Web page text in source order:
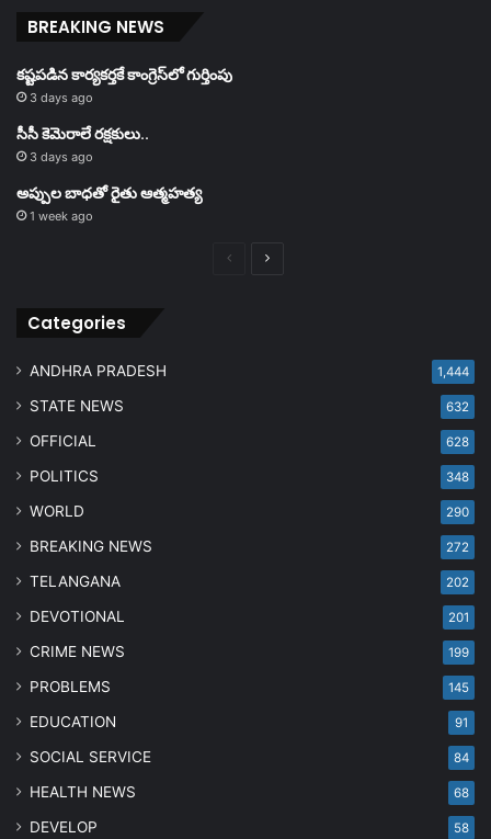
BREAKING NEWS
కష్టపడిన కార్యకర్తకే కాంగ్రెస్‌లో గుర్తింపు
3 days ago
సీసీ కెమెరాలే రక్షకులు..
3 days ago
అప్పుల బాధతో రైతు ఆత్మహత్య
1 week ago
PreviousNext
Categories
ANDHRA PRADESH 1,444
STATE NEWS 632
OFFICIAL 628
POLITICS 348
WORLD 290
BREAKING NEWS 272
TELANGANA 202
DEVOTIONAL 201
CRIME NEWS 199
PROBLEMS 145
EDUCATION 91
SOCIAL SERVICE 84
HEALTH NEWS 68
DEVELOP 58